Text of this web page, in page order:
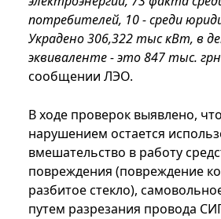
потребителей, 10 - среди
Украдено 306,322 тыс кВт, в
эквиваленте - это 847 тыс.
сообщении ЛЭО.
В ходе проверок выявлено,
нарушением остается
вмешательство в работу
повреждения (повреждение
разбитое стекло),
путем разрезания провода